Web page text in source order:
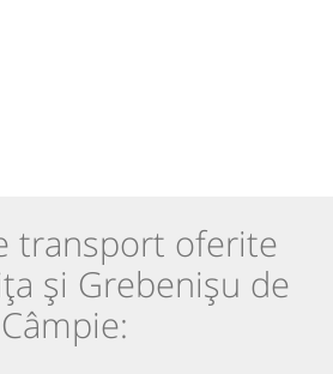
transport oferite
și Grebenișu de
Câmpie: